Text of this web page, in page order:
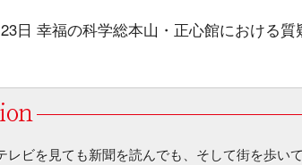
日 幸福の科学総本山・正心館における質
レビを見ても新聞を読んでも、そして街を歩い